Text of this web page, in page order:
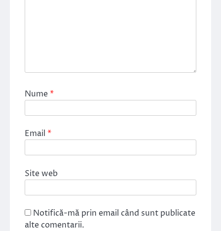
Nume*
Email *
Site web
Notifică-mă prin email când sunt publicate
alte comentarii.